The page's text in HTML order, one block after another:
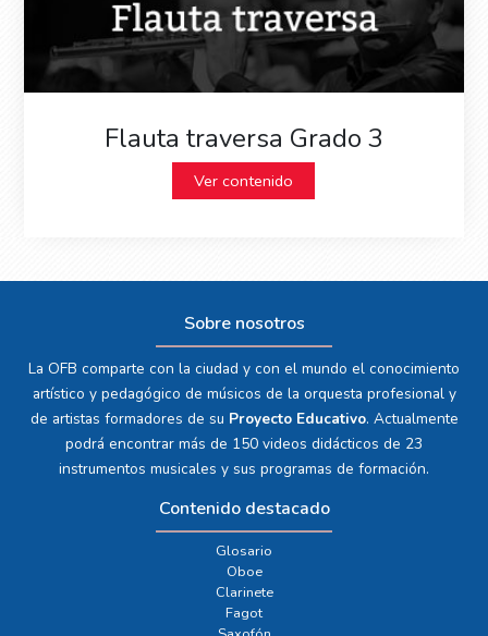
Flauta traversa Grado 3
Ver contenido
Sobre nosotros
La OFB comparte con la ciudad y con el mundo el conocimiento
artístico y pedagógico de músicos de la orquesta profesional y
de artistas formadores de su Proyecto Educativo. Actualmente
podrá encontrar más de 150 videos didácticos de 23
instrumentos musicales y sus programas de formación.
Contenido destacado
Glosario
Oboe
Clarinete
Fagot